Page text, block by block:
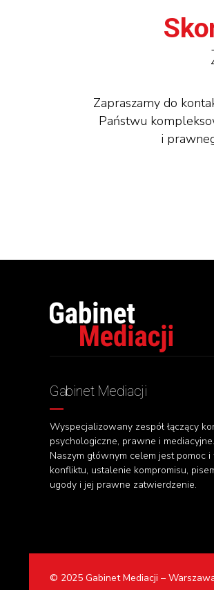
Zapraszamy do
Państwu
i
Gabinet Mediacji
Wyspecjalizowany zespół łączący
psychologiczne, prawne i mediacyjne.
Naszym głównym celem jest pomoc
konfliktu, ustalenie kompromisu,
ugody i jej prawne zatwierdzenie.
© 2025 Gabinet Mediacji –